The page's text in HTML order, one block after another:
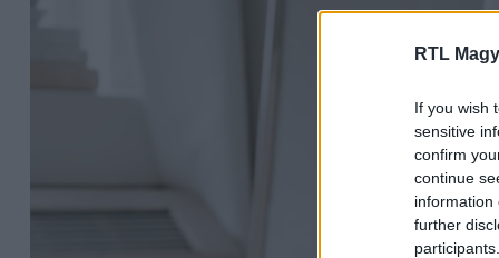
RTL
If you wish
sensitive
confirm
continue
information
further